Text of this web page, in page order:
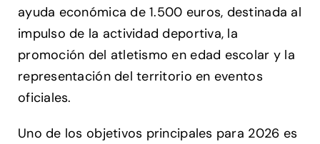
ayuda económica de 1.500 euros, destinada al
impulso de la actividad deportiva, la
promoción del atletismo en edad escolar y la
representación del territorio en eventos
oficiales.
Uno de los objetivos principales para 2026 es